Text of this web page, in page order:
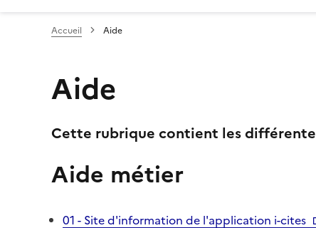
Accueil Aide
Aide
Cette rubrique contient les
Aide métier
01 - Site d'information de l'application i-cites